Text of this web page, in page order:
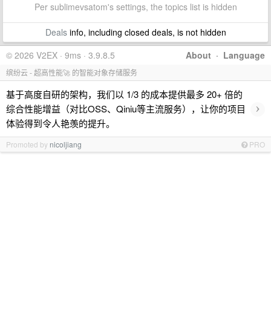
Per sublimevsatom's settings, the topics list is hidden
Dealsinfo, including closed deals, is not hidden
About · Language
© 2026 V2EX · 9ms · 3.9.8.5
缤纷云 - 超高性能🚀 的智能对象存储服务
基于高度自研的架构，我们以 1/3 的成本提供最多 20+ 倍的
综合性能增益（对比OSS、Qiniu等主流服务），让你的项目
体验得到令人艳羡的提升。
›
Promoted by nicoljiang PRO